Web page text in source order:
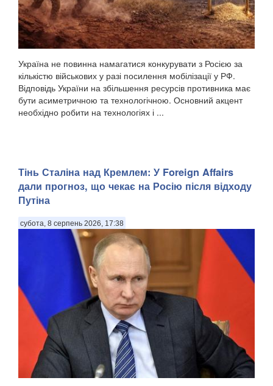
Україна не повинна намагатися конкурувати з Росією за
кількістю військових у разі посилення мобілізації у РФ.
Відповідь України на збільшення ресурсів противника має
бути асиметричною та технологічною. Основний акцент
необхідно робити на технологіях і ...
Тінь Сталіна над Кремлем: У Foreign Affairs
дали прогноз, що чекає на Росію після відходу
Путіна
субота, 8 серпень 2026, 17:38